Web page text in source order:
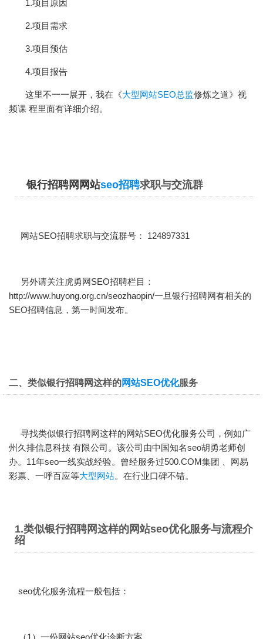
1.项目原因
2.项目需求
3.项目预估
4.项目报告
这里不一一展开，我在《大型网站SEO总监修炼之道》视
频课 程里面有详细介绍。
银行招聘网网站seo招聘求职与交流群
网站SEO招聘求职与交流群号： 124897331
另外请关注虎勇网SEO招聘栏目：
http://www.huyong.org.cn/seozhaopin/一旦银行招聘网有相关的
SEO招聘信息，第一时间发布。
二、类似银行招聘网这样的网站SEO优化服务
寻找类似银行招聘网这样的网站SEO优化服务公司，例如广
州久排信息科技 有限公司。该公司由中国知名seo胡勇老师创
办。11年seo一线实战经验。曾经服务过500.COM集团 、网易
彩票、一呼百应等大型网站。在行业口碑不错。
1.类似银行招聘网这样的网站seo优化服务与流程介
绍
seo优化服务流程一般包括：
（1）一份网站seo优化诊断方案。